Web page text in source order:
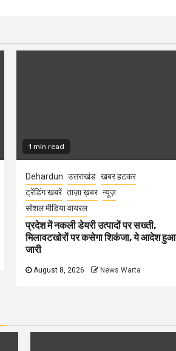
1 min read
Dehardun उत्तराखंड खबर हटकर
ट्रेंडिंग खबरें ताज़ा ख़बर न्यूज़
सोशल मीडिया वायरल
प्रदेश में नकली डेयरी उत्पादों पर सख्ती,
मिलावटखोरों पर कसेगा शिकंजा, ये आदेश हुआ
जारी
August 8, 2026 News Warta